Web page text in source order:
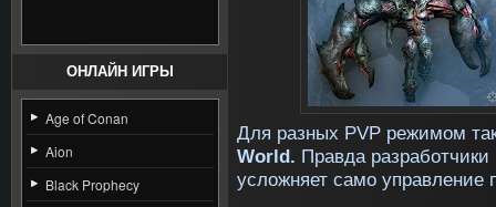
ОНЛАЙН ИГРЫ
Age of Conan
Aion
Black Prophecy
Для разных PVP режимом
World. Правда
усложняет само управление